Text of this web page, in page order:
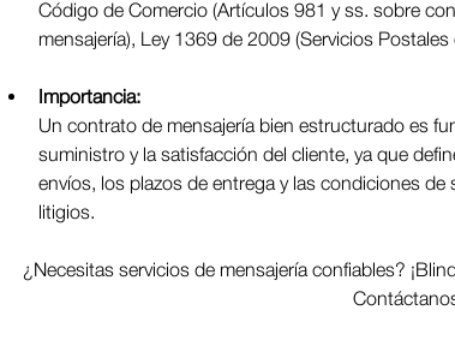
Código de Comercio (Artículos 981 y ss. sobre
mensajería), Ley 1369 de 2009 (Servicios
Importancia:
Un contrato de mensajería bien estructurado es
suministro y la satisfacción del cliente, ya que
envíos, los plazos de entrega y las condiciones
litigios.
¿Necesitas servicios de mensajería confiables?